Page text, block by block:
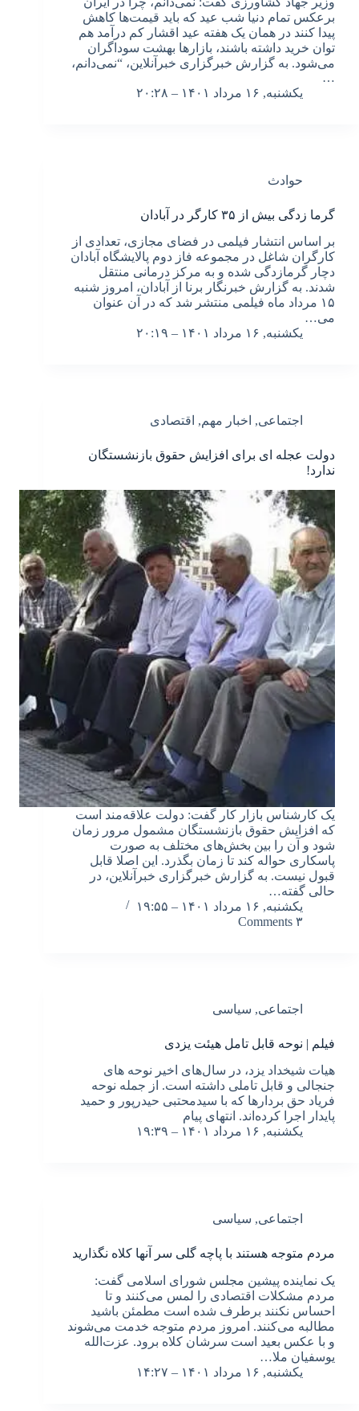
برعکس تمام دنیا شب عید که باید قیمت‌ها کاهش
پیدا کنند در همان یک هفته عید اقشار کم درآمد هم
توان خرید داشته باشند، بازارها بهشت سوداگران
می‌شود. به گزارش خبرگزاری خبرآنلاین، “نمی‌دانم،
…
یکشنبه, ۱۶ مرداد ۱۴۰۱ – ۲۰:۲۸
حوادث
گرما زدگی بیش از ۳۵ کارگر در آبادان
بر اساس انتشار فیلمی در فضای مجازی، تعدادی از
کارگران شاغل در مجموعه فاز دوم پالایشگاه آبادان
دچار گرمازدگی شده و به مرکز درمانی منتقل
شدند. به گزارش خبرنگار برنا از آبادان، امروز شنبه
۱۵ مرداد ماه فیلمی منتشر شد که در آن عنوان
می…
یکشنبه, ۱۶ مرداد ۱۴۰۱ – ۲۰:۱۹
اجتماعی, اخبار مهم, اقتصادی
دولت عجله ای برای افزایش حقوق بازنشستگان
ندارد!
یک کارشناس بازار کار گفت: دولت علاقه‌مند است
که افزایش حقوق بازنشستگان مشمول مرور زمان
شود و آن را بین بخش‌های مختلف به صورت
پاسکاری حواله کند تا زمان بگذرد. این اصلا قابل
قبول نیست. به گزارش خبرگزاری خبرآنلاین، در
حالی گفته…
یکشنبه, ۱۶ مرداد ۱۴۰۱ – ۱۹:۵۵
۳ Comments
اجتماعی, سیاسی
فیلم | نوحه قابل تامل هیئت یزدی
هیات شیخداد یزد، در سال‌های اخیر نوحه های
جنجالی و قابل تاملی داشته است. از جمله نوحه
فریاد حق بردارها که با سیدمحتبی حیدرپور و حمید
پایدار اجرا کرده‌اند. انتهای پیام
یکشنبه, ۱۶ مرداد ۱۴۰۱ – ۱۹:۳۹
اجتماعی, سیاسی
مردم متوجه هستند با پاچه گلی سر آنها کلاه نگذارید
یک نماینده پیشین مجلس شورای اسلامی گفت:
مردم مشکلات اقتصادی را لمس می‌کنند و تا
احساس نکنند برطرف شده است مطمئن باشید
مطالبه می‌کنند. امروز مردم متوجه خدمت می‌شوند
و با عکس بعید است سرشان کلاه برود. عزت‌الله
یوسفیان ملا…
یکشنبه, ۱۶ مرداد ۱۴۰۱ – ۱۴:۲۷